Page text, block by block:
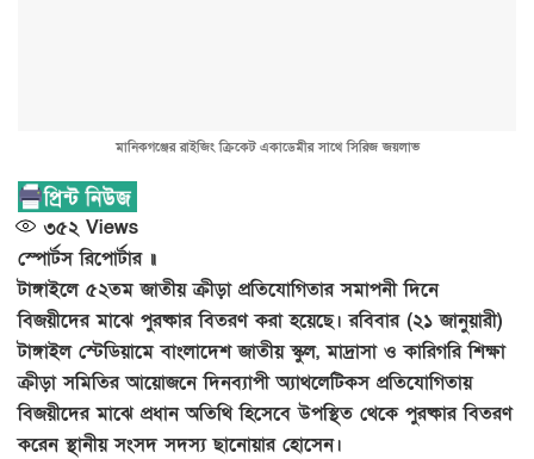
মানিকগঞ্জের রাইজিং ক্রিকেট একাডেমীর সাথে সিরিজ জয়লাভ
৩৫২ Views
স্পোর্টস রিপোর্টার ॥
টাঙ্গাইলে ৫২তম জাতীয় ক্রীড়া প্রতিযোগিতার সমাপনী দিনে
বিজয়ীদের মাঝে পুরষ্কার বিতরণ করা হয়েছে। রবিবার (২১ জানুয়ারী)
টাঙ্গাইল স্টেডিয়ামে বাংলাদেশ জাতীয় স্কুল, মাদ্রাসা ও কারিগরি শিক্ষা
ক্রীড়া সমিতির আয়োজনে দিনব্যাপী অ্যাথলেটিকস প্রতিযোগিতায়
বিজয়ীদের মাঝে প্রধান অতিথি হিসেবে উপস্থিত থেকে পুরষ্কার বিতরণ
করেন স্থানীয় সংসদ সদস্য ছানোয়ার হোসেন।